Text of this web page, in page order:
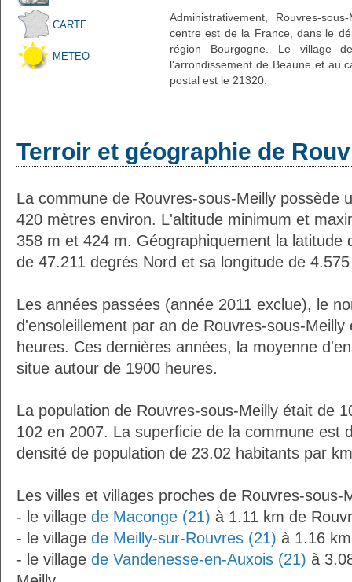
CARTE
METEO
Administrativement, Rouvres-
centre est de la France, dans le
région Bourgogne. Le village
l'arrondissement de Beaune et au
postal est le 21320.
Terroir et géographie de
La commune de Rouvres-sous-Meilly possède
420 mètres environ. L'altitude minimum et
358 m et 424 m. Géographiquement la latitude
de 47.211 degrés Nord et sa longitude de
Les années passées (année 2011 exclue), le
d'ensoleillement par an de Rouvres-sous-
heures. Ces dernières années, la moyenne
situe autour de 1900 heures.
La population de Rouvres-sous-Meilly était de
102 en 2007. La superficie de la commune est
densité de population de 23.02 habitants par
Les villes et villages proches de Rouvres-sous-
- le village de Maconge (21) à 1.11 km de
- le village de Meilly-sur-Rouvres (21) à 1.16
- le village de Vandenesse-en-Auxois (21) à